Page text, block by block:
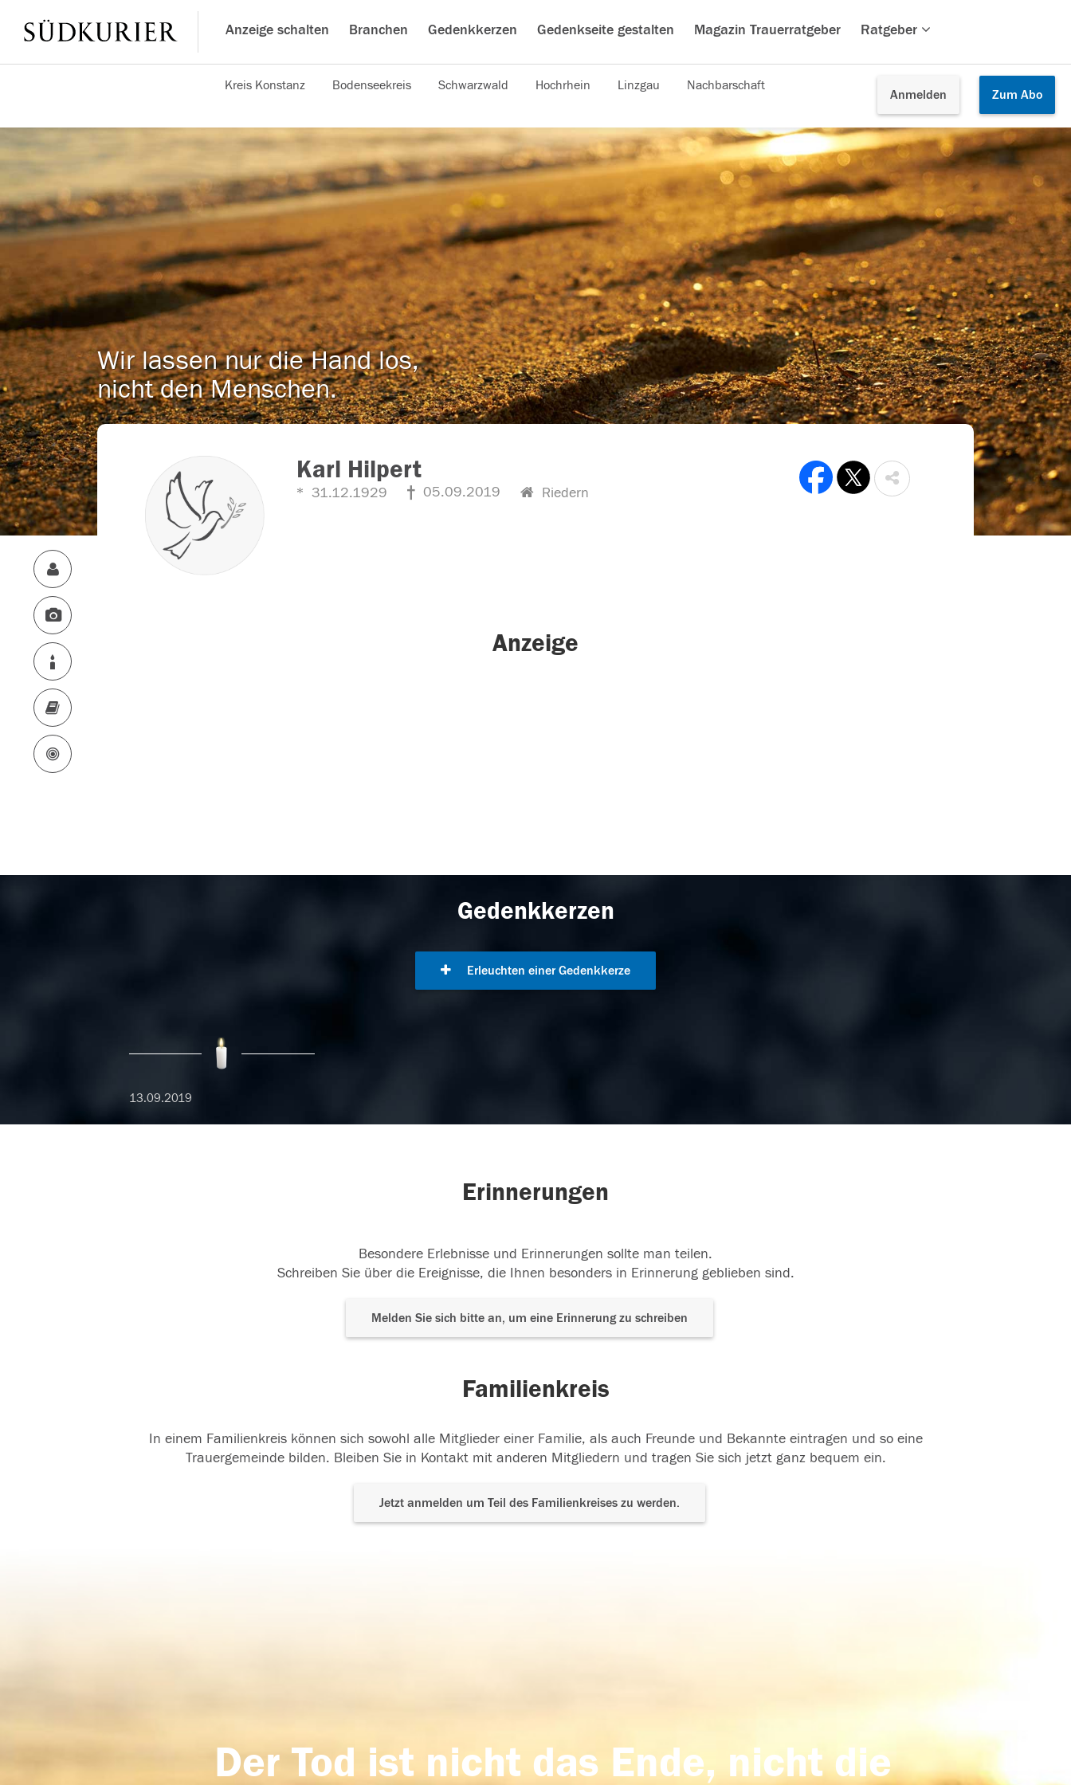
Anzeige schalten Branchen Gedenkkerzen Gedenkseite gestalten Magazin Trauerratgeber Ratgeber
Anmelden Zum Abo
Kreis Konstanz Bodenseekreis Schwarzwald Hochrhein Linzgau Nachbarschaft
Wir lassen nur die Hand los,
nicht den Menschen.
Karl Hilpert
31.12.1929 05.09.2019 Riedern
Anzeige
Gedenkkerzen
Erleuchten einer Gedenkkerze
13.09.2019
Erinnerungen
Besondere Erlebnisse und Erinnerungen sollte man teilen.
Schreiben Sie über die Ereignisse, die Ihnen besonders in Erinnerung geblieben sind.
Melden Sie sich bitte an, um eine Erinnerung zu schreiben
Familienkreis
In einem Familienkreis können sich sowohl alle Mitglieder einer Familie, als auch Freunde und Bekannte eintragen und so eine
Trauergemeinde bilden. Bleiben Sie in Kontakt mit anderen Mitgliedern und tragen Sie sich jetzt ganz bequem ein.
Jetzt anmelden um Teil des Familienkreises zu werden.
Der Tod ist nicht das Ende, nicht die